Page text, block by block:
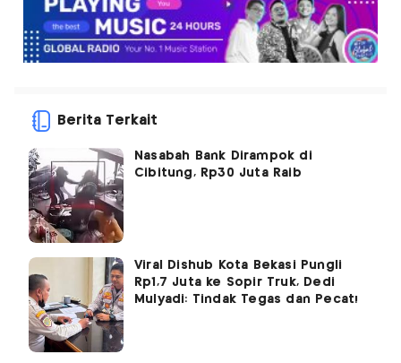
Berita Terkait
Nasabah Bank Dirampok di
Cibitung, Rp30 Juta Raib
Viral Dishub Kota Bekasi Pungli
Rp1,7 Juta ke Sopir Truk, Dedi
Mulyadi: Tindak Tegas dan Pecat!